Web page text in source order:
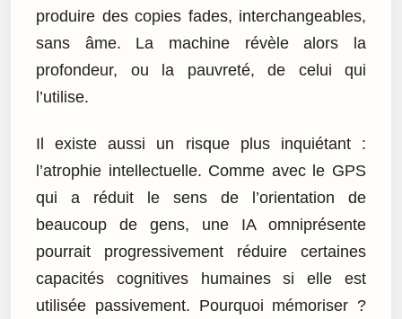
produire des copies fades, interchangeables,
sans âme. La machine révèle alors la
profondeur, ou la pauvreté, de celui qui
l’utilise.
Il existe aussi un risque plus inquiétant :
l’atrophie intellectuelle. Comme avec le GPS
qui a réduit le sens de l’orientation de
beaucoup de gens, une IA omniprésente
pourrait progressivement réduire certaines
capacités cognitives humaines si elle est
utilisée passivement. Pourquoi mémoriser ?